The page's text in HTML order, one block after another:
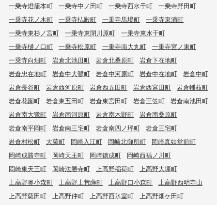
一乗寺燈籠本町
一乗寺中ノ田町 一乗寺西水干町
一乗寺野田町
一乗寺花ノ木町
一乗寺払殿町 一乗寺馬場町
一乗寺東浦町
一乗寺東杉ノ宮町
一乗寺東閉川原町
一乗寺東水干町
一乗寺樋ノ口町
一乗寺松原町 一乗寺南大丸町
一乗寺宮ノ東町
一乗寺向畑町
岩倉北池田町 岩倉北桑原町
岩倉下在地町
岩倉忠在地町
岩倉中大鷺町 岩倉中河原町 岩倉中在地町
岩倉中町
岩倉長谷町
岩倉西河原町 岩倉西五田町 岩倉西宮田町
岩倉幡枝町
岩倉花園町
岩倉東五田町 岩倉東宮田町 岩倉三笠町
岩倉南池田町
岩倉南大鷺町
岩倉南河原町 岩倉南木野町
岩倉南桑原町
岩倉南平岡町
岩倉南三宅町 岩倉南四ノ坪町
岩倉三宅町
岩倉村松町
大菊町 岡崎入江町 岡崎北御所町
岡崎真如堂前町
岡崎成勝寺町
岡崎天王町 岡崎徳成町
岡崎西福ノ川町
岡崎東天王町
岡崎法勝寺町 上高野稲荷町
上高野大塚町
上高野奥小森町
上高野上荒蒔町 上高野口小森町
上高野西明寺山
上高野薩田町
上高野仲町 上高野西氷室町
上高野畑ケ田町